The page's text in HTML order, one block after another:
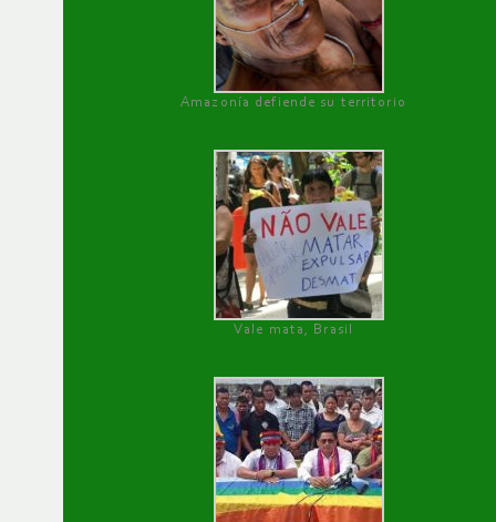
Amazonía defiende su territorio
Vale mata, Brasil